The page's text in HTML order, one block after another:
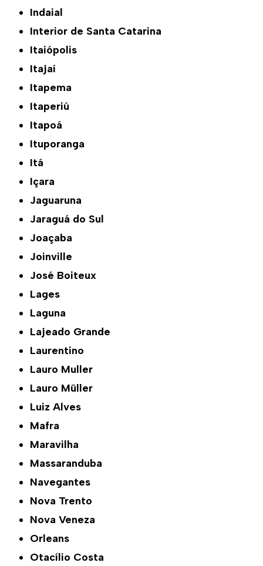
Indaial
Interior de Santa Catarina
Itaiópolis
Itajaí
Itapema
Itaperiú
Itapoá
Ituporanga
Itá
Içara
Jaguaruna
Jaraguá do Sul
Joaçaba
Joinville
José Boiteux
Lages
Laguna
Lajeado Grande
Laurentino
Lauro Muller
Lauro Müller
Luiz Alves
Mafra
Maravilha
Massaranduba
Navegantes
Nova Trento
Nova Veneza
Orleans
Otacílio Costa